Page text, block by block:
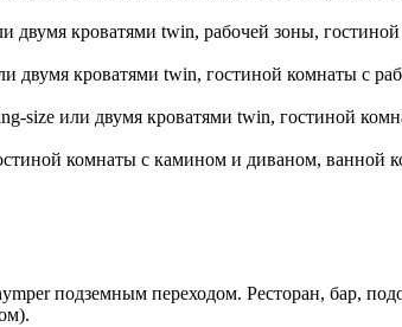
двумя кроватями twin, рабочей зоны,
двумя кроватями twin, гостиной комнаты с
size или двумя кроватями twin, гостиной
комнаты с камином и диваном,
подземным переходом. Ресторан, бар,